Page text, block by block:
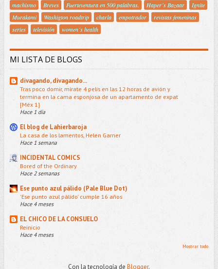
machismo
Breves Fuerteventura en 500 palabras. Haper´s Bazaar
Ignite
Murakami
Washigton roadtrip charla empotrador
revistas femeninas
series
televisión women´s health
MI LISTA DE BLOGS
divagando, divagando...
Tras poco domir, mírate 4 pelis en las 12 horas de avión y
termina en la cama esponjosa de un apartamento de expat
[Méx 1]
Hace 1 día
El blog de Lahierbaroja
La casa de los lamentos, Helen Garner
Hace 1 semana
INCIDENTAL COMICS
Bored of the Ordinary
Hace 2 semanas
Ese punto azul pálido (Pale Blue Dot)
'Ese punto azul pálido' cumple 16 años
Hace 4 meses
EL CHICO DE LA CONSUELO
Reinicio
Hace 4 meses
Mostrar todo
Con la tecnología de Blogger.